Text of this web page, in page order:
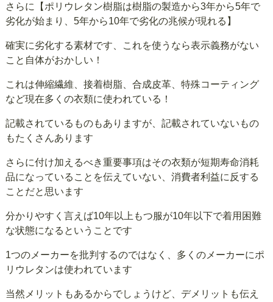
さらに【ポリウレタン樹脂は樹脂の製造から3年から5年で
劣化が始まり、5年から10年で劣化の兆候が現れる】
確実に劣化する素材です、これを使うなら表示義務がない
こと自体がおかしい！
これは伸縮繊維、接着樹脂、合成皮革、特殊コーティング
など現在多くの衣類に使われている！
記載されているものもありますが、記載されていないもの
もたくさんあります
さらに付け加えるべき重要事項はその衣類が短期寿命消耗
品になっていることを伝えていない、消費者利益に反する
ことだと思います
分かりやすく言えば10年以上もつ服が10年以下で着用困難
な状態になるということです
1つのメーカーを批判するのではなく、多くのメーカーにポ
リウレタンは使われています
当然メリットもあるからでしょうけど、デメリットも伝え